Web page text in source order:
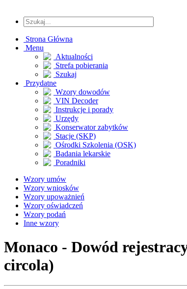
Strona Główna
Menu
Aktualności
Strefa pobierania
Szukaj
Przydatne
Wzory dowodów
VIN Decoder
Instrukcje i porady
Urzędy
Konserwator zabytków
Stacje (SKP)
Ośrodki Szkolenia (OSK)
Badania lekarskie
Poradniki
Wzory umów
Wzory wniosków
Wzory upoważnień
Wzory oświadczeń
Wzory podań
Inne wzory
Monaco - Dowód
circola)